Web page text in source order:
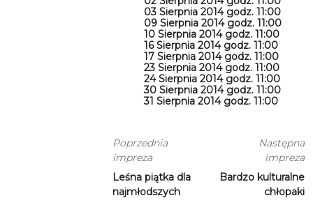
03 Sierpnia 2014 godz. 11:00
09 Sierpnia 2014 godz. 11:00
10 Sierpnia 2014 godz. 11:00
16 Sierpnia 2014 godz. 11:00
17 Sierpnia 2014 godz. 11:00
23 Sierpnia 2014 godz. 11:00
24 Sierpnia 2014 godz. 11:00
30 Sierpnia 2014 godz. 11:00
31 Sierpnia 2014 godz. 11:00
Poprzednia
impreza
Leśna piątka dla
najmłodszych
Następna
impreza
Bardzo kulturalne
chłopaki